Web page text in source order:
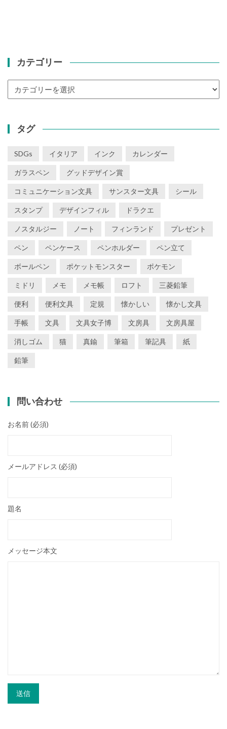
カテゴリー
タグ
SDGs イタリア インク カレンダー
ガラスペン グッドデザイン賞
コミュニケーション文具 サンスター文具 シール
スタンプ デザインフィル ドラクエ
ノスタルジー ノート フィンランド プレゼント
ペン ペンケース ペンホルダー ペン立て
ボールペン ポケットモンスター ポケモン
ミドリ メモ メモ帳 ロフト 三菱鉛筆
便利 便利文具 定規 懐かしい 懐かし文具
手帳 文具 文具女子博 文房具 文房具屋
消しゴム 猫 真鍮 筆箱 筆記具 紙
鉛筆
問い合わせ
お名前 (必須)
メールアドレス (必須)
題名
メッセージ本文